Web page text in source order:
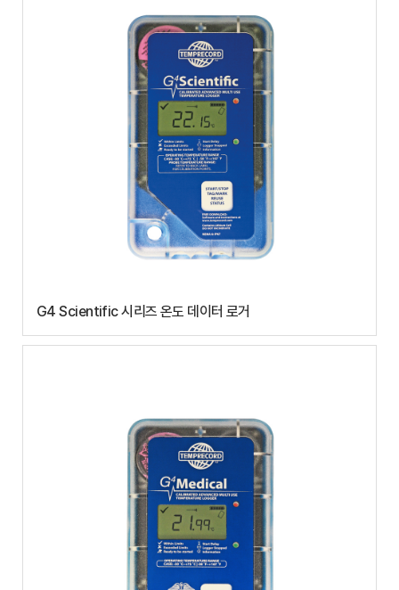
G4 Scientific 시리즈 온도 데이터 로거